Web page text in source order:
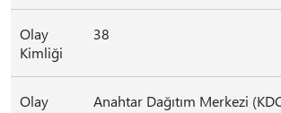
Olay
Kimliği
38
Olay
Anahtar Dağıtım Merkezi